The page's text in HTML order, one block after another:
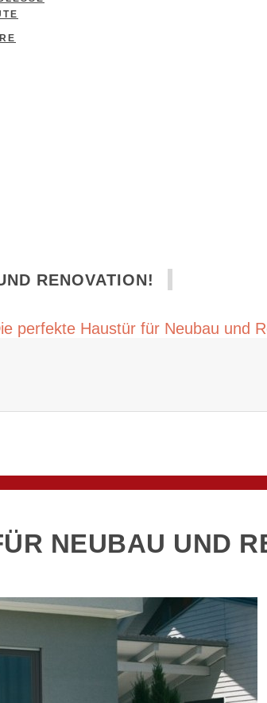
RENOVATION!
perfekte Haustür für Neubau und
NEUBAU UND